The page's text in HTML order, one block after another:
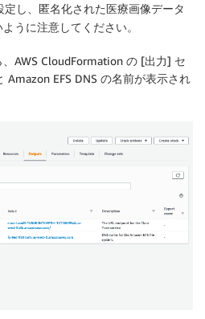
定し、匿名化された医療画像データ
うに注意してください。
AWS CloudFormation の [出力] セ
Amazon EFS DNS の名前が表示され